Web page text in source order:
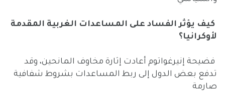
كيف يؤثر الفساد على المساعدات الغربية المقدمة
لأوكرانيا؟
فضيحة إنيرغواتوم أعادت إثارة مخاوف المانحين، وقد
تدفع بعض الدول إلى ربط المساعدات بشروط شفافية
صارمة